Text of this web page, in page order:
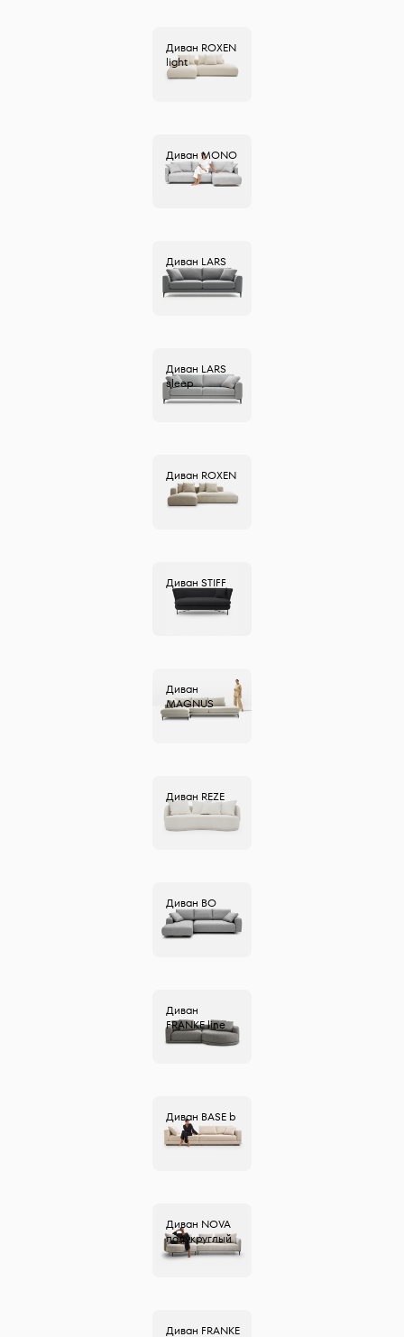
Диван ROXEN
light
Диван MONO
Диван LARS
Диван LARS
sleep
Диван ROXEN
Диван STIFF
Диван
MAGNUS
Диван REZE
Диван BO
Диван
FRANKEline
Диван BASE b
Диван NOVA
полукруглый
Диван FRANKE